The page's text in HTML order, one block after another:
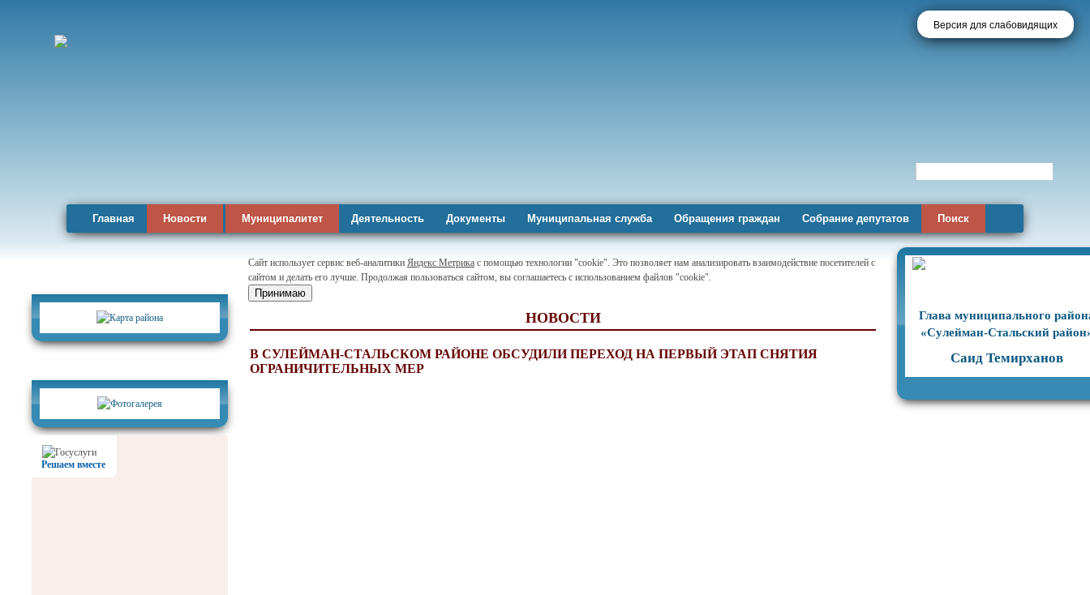
Версия для слабовидящих
Главная Новости Муниципалитет Деятельность Документы Муниципальная служба Обращения граждан Собрание депутатов Поиск
Решаем вместе
Сайт использует сервис веб-аналитики Яндекс Метрика с помощью технологии "cookie". Это позволяет нам анализировать взаимодействие посетителей с
сайтом и делать его лучше. Продолжая пользоваться сайтом, вы соглашаетесь с использованием файлов "cookie".
Принимаю
НОВОСТИ
В СУЛЕЙМАН-СТАЛЬСКОМ РАЙОНЕ ОБСУДИЛИ ПЕРЕХОД НА ПЕРВЫЙ ЭТАП СНЯТИЯ
ОГРАНИЧИТЕЛЬНЫХ МЕР
Глава муниципального
«Сулейман-Стальский
Саид Темирханов